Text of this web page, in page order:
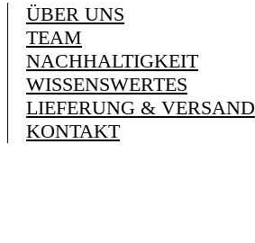
ÜBER UNS
TEAM
NACHHALTIGKEIT
WISSENSWERTES
LIEFERUNG & VERSAND
KONTAKT